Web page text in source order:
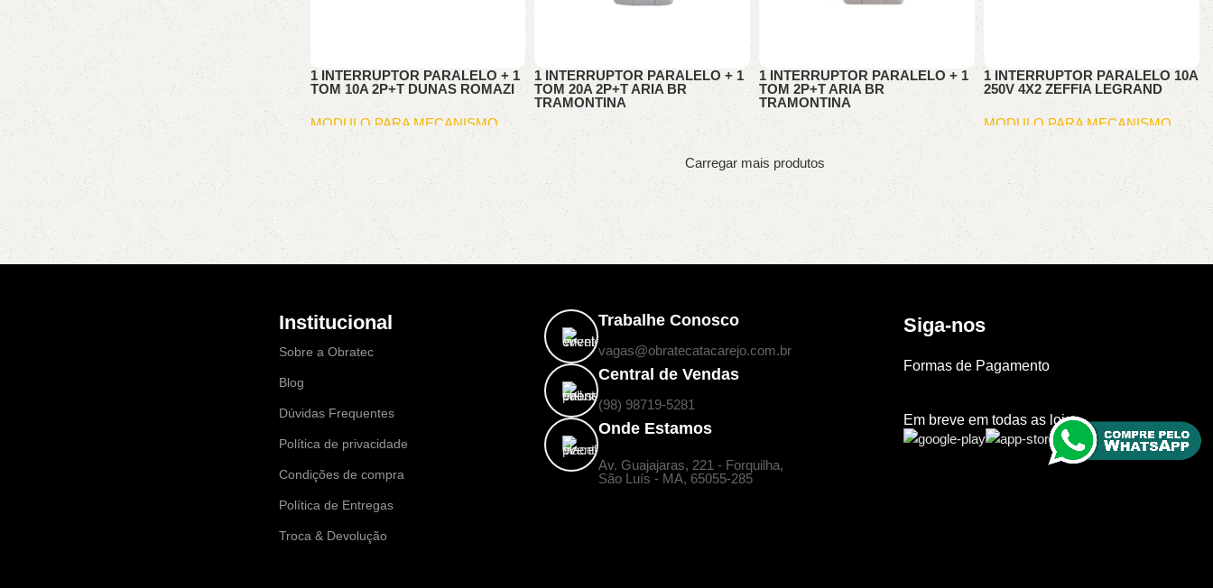
1 INTERRUPTOR PARALELO + 1
TOM 10A 2P+T DUNAS ROMAZI
MODULO PARA MECANISMO
1 INTERRUPTOR PARALELO + 1
TOM 20A 2P+T ARIA BR
TRAMONTINA
MODULO PARA MECANISMO
1 INTERRUPTOR PARALELO + 1
TOM 2P+T ARIA BR
TRAMONTINA
MODULO PARA MECANISMO
1 INTERRUPTOR PARALELO 10A
250V 4X2 ZEFFIA LEGRAND
MODULO PARA MECANISMO
Carregar mais produtos
Institucional
Sobre a Obratec
Blog
Dúvidas Frequentes
Política de privacidade
Condições de compra
Política de Entregas
Troca & Devolução
Trabalhe Conosco
vagas@obratecatacarejo.com.br
Central de Vendas
(98) 98719-5281
Onde Estamos
Av. Guajajaras, 221 - Forquilha,
São Luís - MA, 65055-285
Siga-nos
Formas de Pagamento
Em breve em todas as lojas